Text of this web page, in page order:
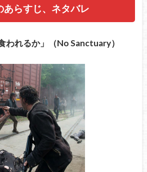
らすじ、ネタバレ
われるか」（No Sanctuary）